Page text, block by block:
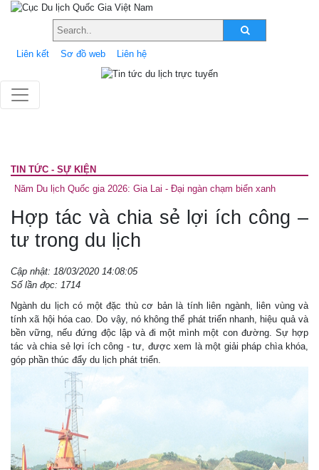
Liên kết Sơ đồ web Liên hệ
TIN TỨC - SỰ KIỆN
Năm Du lịch Quốc gia 2026: Gia Lai - Đại ngàn chạm biển xanh
Hợp tác và chia sẻ lợi ích công –
tư trong du lịch
Cập nhật: 18/03/2020 14:08:05
Số lần đọc: 1714
Ngành du lịch có một đặc thù cơ bản là tính liên ngành, liên vùng và
tính xã hội hóa cao. Do vậy, nó không thể phát triển nhanh, hiệu quả và
bền vững, nếu đứng độc lập và đi một mình một con đường. Sự hợp
tác và chia sẻ lợi ích công - tư, được xem là một giải pháp chìa khóa,
góp phần thúc đẩy du lịch phát triển.